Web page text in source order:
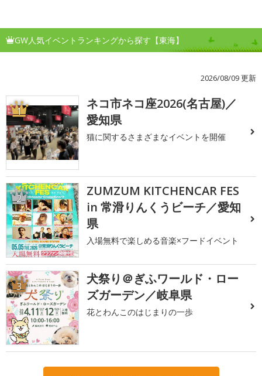
GW人気イベントランキングから探す【東海】
2026/08/09 更新
1
ネコ市ネコ座2026(名古屋)／
愛知県
猫に関するさまざまなイベントを開催
2
ZUMZUM KITCHENCAR FES
in 常滑りんくうビーチ／愛知
県
入場無料で楽しめる音楽×フードイベント
3
犬祭り＠ぎふワールド・ロー
ズガーデン／岐阜県
花とわんこのはじまりの一歩